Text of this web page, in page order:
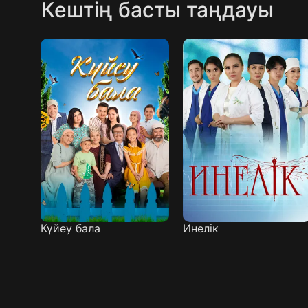
Кештің басты таңдауы
Күйеу бала Инелік